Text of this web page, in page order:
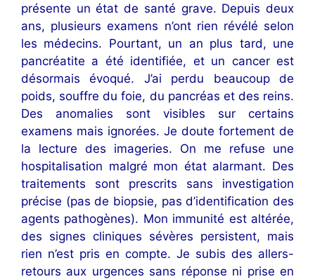
présente un état de santé grave. Depuis deux
ans, plusieurs examens n’ont rien révélé selon
les médecins. Pourtant, un an plus tard, une
pancréatite a été identifiée, et un cancer est
désormais évoqué. J’ai perdu beaucoup de
poids, souffre du foie, du pancréas et des reins.
Des anomalies sont visibles sur certains
examens mais ignorées. Je doute fortement de
la lecture des imageries. On me refuse une
hospitalisation malgré mon état alarmant. Des
traitements sont prescrits sans investigation
précise (pas de biopsie, pas d’identification des
agents pathogènes). Mon immunité est altérée,
des signes cliniques sévères persistent, mais
rien n’est pris en compte. Je subis des allers-
retours aux urgences sans réponse ni prise en